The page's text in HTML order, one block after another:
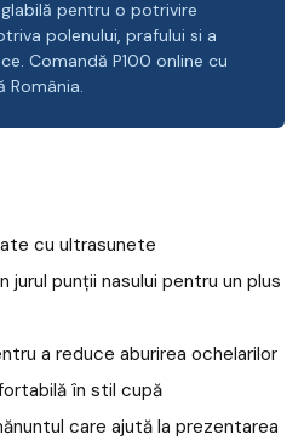
pentru o potrivire
polenului, prafului si a
Comandă P100 online cu
România.
cu ultrasunete
jurul punții nasului pentru un plus
a reduce aburirea ochelarilor
în stil cupă
care ajută la prezentarea